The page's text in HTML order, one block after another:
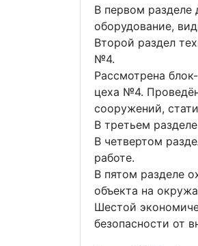
В первом разделе
оборудование,
Второй раздел
№4.
Рассмотрена
цеха №4.
сооружений,
В третьем
В четвертом
работе.
В пятом разделе
объекта на
Шестой
безопасности от